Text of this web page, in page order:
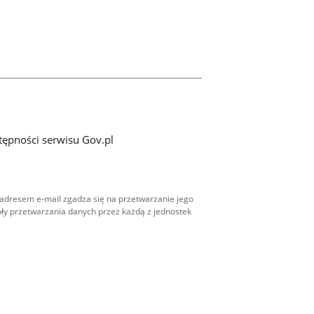
serwisu Gov.pl
e-mail zgadza się na przetwarzanie jego
przetwarzania danych przez każdą z jednostek